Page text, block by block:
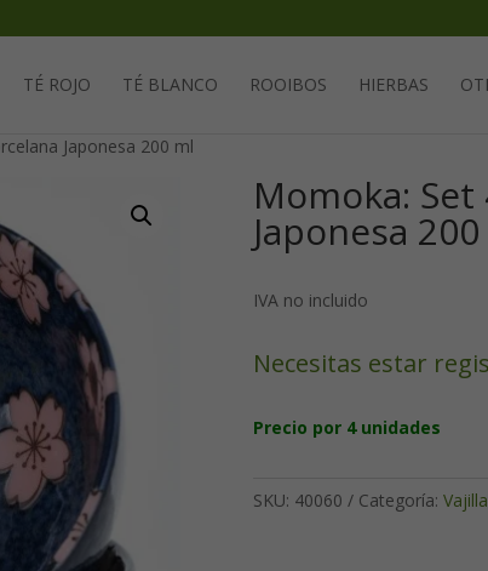
TÉ ROJO TÉ BLANCO ROOIBOS HIERBAS
Japonesa 200 ml
Momoka:
Japonesa
IVA no incluido
Necesitas estar
Precio por 4 unidades
SKU: 40060 Categoría: Vajilla